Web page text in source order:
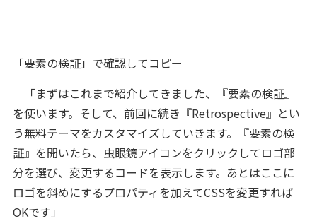
「要素の検証」で確認してコピー
「まずはこれまで紹介してきました、『要素の検証』
を使います。そして、前回に続き『Retrospective』とい
う無料テーマをカスタマイズしていきます。『要素の検
証』を開いたら、虫眼鏡アイコンをクリックしてロゴ部
分を選び、変更するコードを表示します。あとはここに
ロゴを斜めにするプロパティを加えてCSSを変更すれば
OKです」